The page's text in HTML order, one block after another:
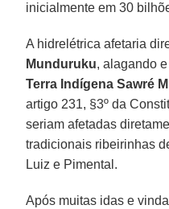
inicialmente em 30
A hidrelétrica afetaria
Munduruku, alagando
Terra Indígena Sawré
artigo 231, §3º da
seriam afetadas
tradicionais ribeirinhas
Luiz e Pimental.
Após muitas idas e